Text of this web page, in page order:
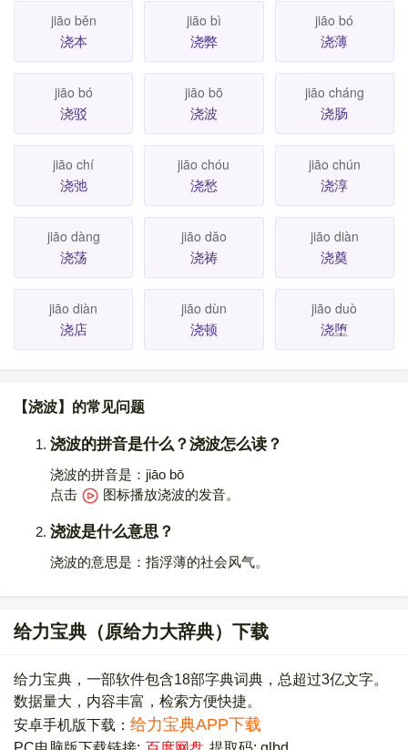
jiāo běn
浇本
jiāo bì
浇弊
jiāo bó
浇薄
jiāo bó
浇驳
jiāo bō
浇波
jiāo cháng
浇肠
jiāo chí
浇弛
jiāo chóu
浇愁
jiāo chún
浇淳
jiāo dàng
浇荡
jiāo dăo
浇祷
jiāo diàn
浇奠
jiāo diàn
浇店
jiāo dùn
浇顿
jiāo duò
浇堕
【浇波】的常见问题
浇波的拼音是什么？浇波怎么读？
浇波的拼音是：jiāo bō
点击
图标播放浇波的发音。
浇波是什么意思？
浇波的意思是：指浮薄的社会风气。
给力宝典（原给力大辞典）下载
给力宝典，一部软件包含18部字典词典，总超过3亿文字。
数据量大，内容丰富，检索方便快捷。
安卓手机版下载： 给力宝典APP下载